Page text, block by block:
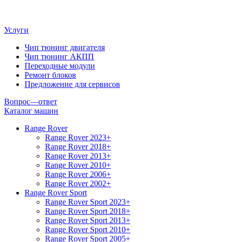
Услуги
Чип тюнинг двигателя
Чип тюнинг АКПП
Переходные модули
Ремонт блоков
Предложение для сервисов
Вопрос—ответ
Каталог машин
Range Rover
Range Rover 2023+
Range Rover 2018+
Range Rover 2013+
Range Rover 2010+
Range Rover 2006+
Range Rover 2002+
Range Rover Sport
Range Rover Sport 2023+
Range Rover Sport 2018+
Range Rover Sport 2013+
Range Rover Sport 2010+
Range Rover Sport 2005+